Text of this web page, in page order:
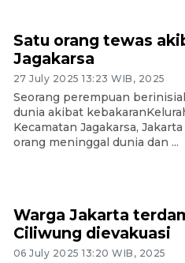
Satu orang tewas
Jagakarsa
27 July 2025 13:23 WIB, 2025
Seorang perempuan
dunia akibat
Kecamatan Jagakarsa,
orang meninggal dunia dan ...
Warga Jakarta
Ciliwung dievakuasi
06 July 2025 13:20 WIB, 2025